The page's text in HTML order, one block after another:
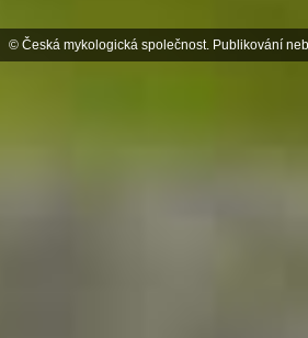
© Česká mykologická společnost. Publikování